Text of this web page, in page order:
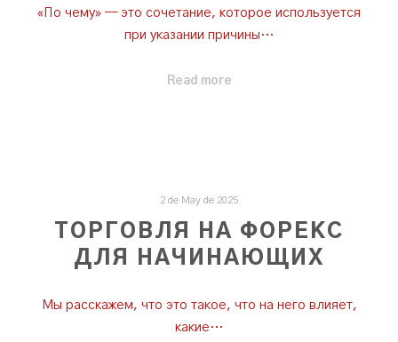
«По чему» — это сочетание, которое используется
при указании причины…
Read more
2 de May de 2025
ТОРГОВЛЯ НА ФОРЕКС
ДЛЯ НАЧИНАЮЩИХ
Мы расскажем, что это такое, что на него влияет,
какие…